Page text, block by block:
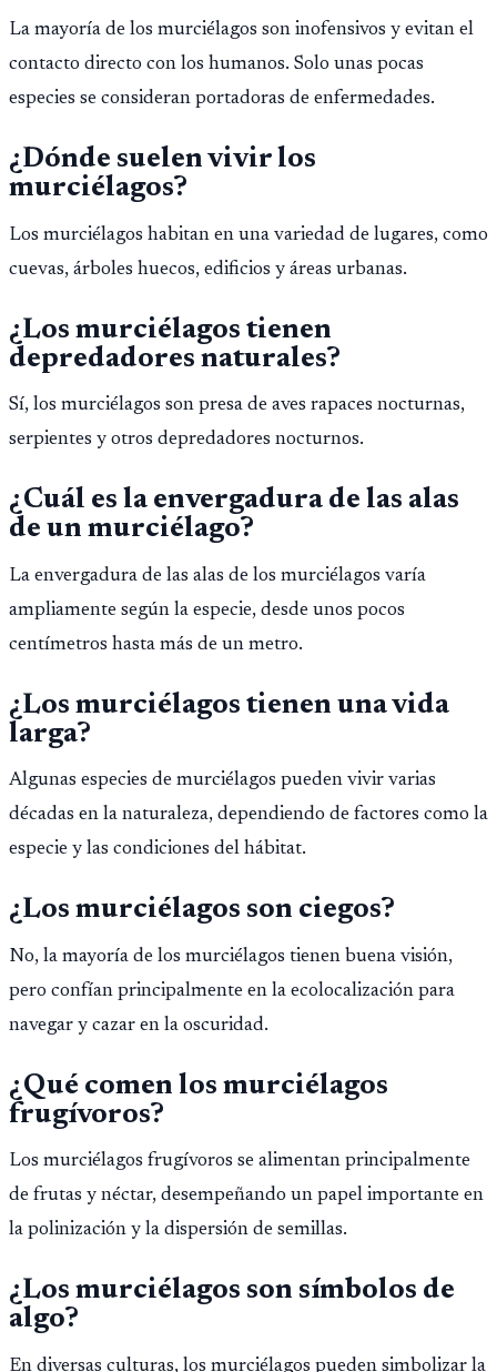
La mayoría de los murciélagos son inofensivos y evitan el
contacto directo con los humanos. Solo unas pocas
especies se consideran portadoras de enfermedades.
¿Dónde suelen vivir los
murciélagos?
Los murciélagos habitan en una variedad de lugares, como
cuevas, árboles huecos, edificios y áreas urbanas.
¿Los murciélagos tienen
depredadores naturales?
Sí, los murciélagos son presa de aves rapaces nocturnas,
serpientes y otros depredadores nocturnos.
¿Cuál es la envergadura de las alas
de un murciélago?
La envergadura de las alas de los murciélagos varía
ampliamente según la especie, desde unos pocos
centímetros hasta más de un metro.
¿Los murciélagos tienen una vida
larga?
Algunas especies de murciélagos pueden vivir varias
décadas en la naturaleza, dependiendo de factores como la
especie y las condiciones del hábitat.
¿Los murciélagos son ciegos?
No, la mayoría de los murciélagos tienen buena visión,
pero confían principalmente en la ecolocalización para
navegar y cazar en la oscuridad.
¿Qué comen los murciélagos
frugívoros?
Los murciélagos frugívoros se alimentan principalmente
de frutas y néctar, desempeñando un papel importante en
la polinización y la dispersión de semillas.
¿Los murciélagos son símbolos de
algo?
En diversas culturas, los murciélagos pueden simbolizar la